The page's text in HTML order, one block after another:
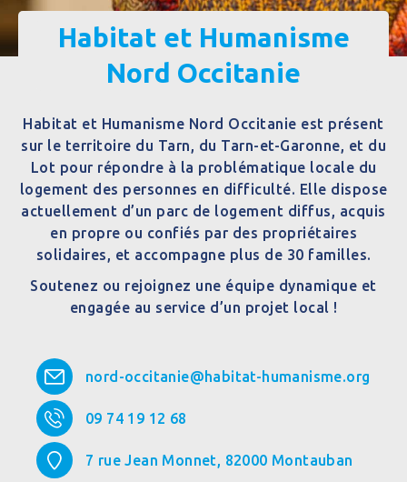
Habitat et Humanisme
Nord Occitanie
Habitat et Humanisme Nord Occitanie est présent
sur le territoire du Tarn, du Tarn-et-Garonne, et du
Lot pour répondre à la problématique locale du
logement des personnes en difficulté. Elle dispose
actuellement d’un parc de logement diffus, acquis
en propre ou confiés par des propriétaires
solidaires, et accompagne plus de 30 familles.
Soutenez ou rejoignez une équipe dynamique et
engagée au service d’un projet local !
nord-occitanie@habitat-humanisme.org
09 74 19 12 68
7 rue Jean Monnet, 82000 Montauban